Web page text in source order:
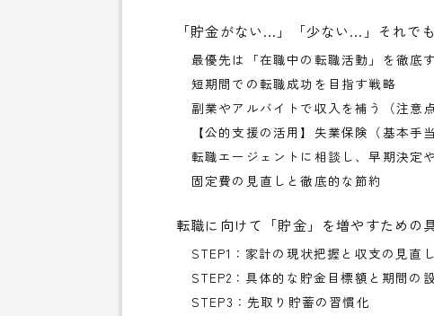
「貯金がない…」「少ない…」それで
最優先は「在職中の転職活動」を徹底
短期間での転職成功を目指す戦略
副業やアルバイトで収入を補う（注意点
【公的支援の活用】失業保険（基本手
転職エージェントに相談し、早期決定
固定費の見直しと徹底的な節約
転職に向けて「貯金」を増やすための
STEP1：家計の現状把握と収支の見直し
STEP2：具体的な貯金目標額と期間の
STEP3：先取り貯蓄の習慣化